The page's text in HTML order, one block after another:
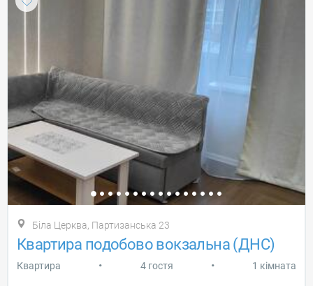
Біла Церква, Партизанська 23
Квартира подобово вокзальна (ДНС)
Квартира • 4 гостя • 1 кімната